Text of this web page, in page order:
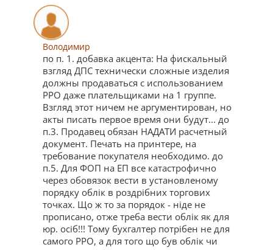
Володимир
по п. 1. добавка акцента: На фискальный
взгляд ДПС технически сложные изделия
должны продаваться с использованием
РРО даже плательщиками на 1 группе.
Взгляд этот ничем не аргументирован, но
акты писать первое время они будут... до
п.3. Продавец обязан НАДАТИ расчетный
документ. Печать на принтере, на
требование покупателя необходимо. до
п.5. Для ФОП на ЕП все катастрофично
через обовязок вести в установленому
порядку облік в роздрібних торгових
точках. Що ж то за порядок - ніде не
прописано, отже треба вести облік як для
юр. осіб!!! Тому бухгалтер потрібен не для
самого РРО, а для того що був облік чи